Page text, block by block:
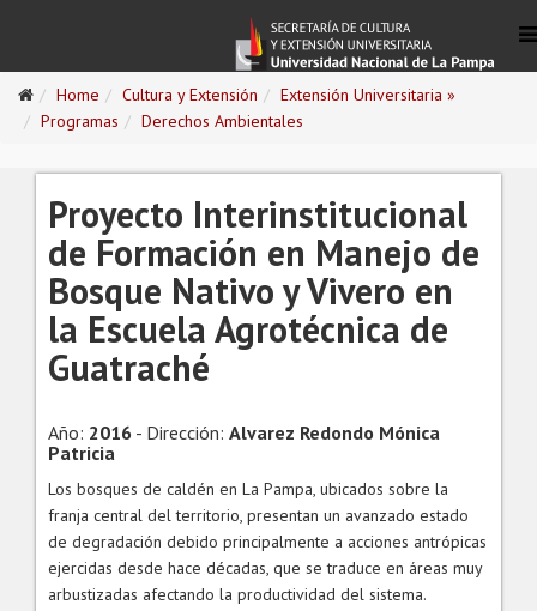
Home Cultura y Extensión
Extensión Universitaria »
Programas
Derechos Ambientales
Proyecto Interinstitucional
de Formación en Manejo de
Bosque Nativo y Vivero en
la Escuela Agrotécnica de
Guatraché
Año: 2016 - Dirección: Alvarez Redondo Mónica
Patricia
Los bosques de caldén en La Pampa, ubicados sobre la
franja central del territorio, presentan un avanzado estado
de degradación debido principalmente a acciones antrópicas
ejercidas desde hace décadas, que se traduce en áreas muy
arbustizadas afectando la productividad del sistema.